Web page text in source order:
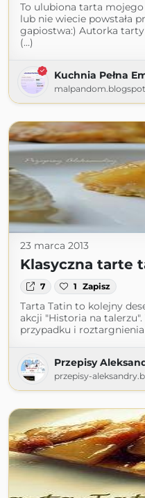
To ulubiona tarta
lub nie wiecie powstała
gapiostwa:) Autorka tarty
(...)
Kuchnia Pełna
23 marca 2013
Klasyczna tarte
7 1 Zapisz
Tarta Tatin to kolejny
akcji "Historia na
przypadku i
Przepisy
przepisy-